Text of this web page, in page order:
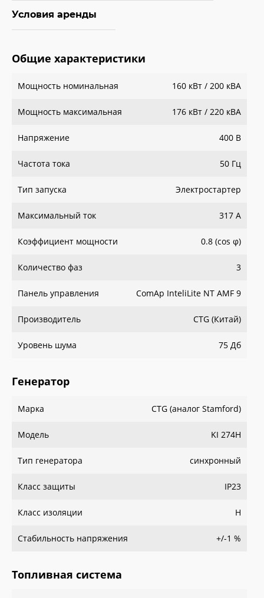
Условия аренды
Общие характеристики
Мощность номинальная 160 кВт / 200 кВА
Мощность максимальная 176 кВт / 220 кВА
Напряжение 400 В
Частота тока 50 Гц
Тип запуска Электростартер
Максимальный ток 317 А
Коэффициент мощности 0.8 (сos φ)
Количество фаз 3
Панель управления ComAp InteliLite NT AMF 9
Производитель CTG (Китай)
Уровень шума 75 Дб
Генератор
Марка CTG (аналог Stamford)
Модель KI 274H
Тип генератора синхронный
Класс защиты IP23
Класс изоляции H
Стабильность напряжения +/-1 %
Топливная система